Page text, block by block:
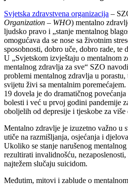
Svjetska zdravstvena organizacija –
Organization – WHO) mentalno
ljudsko pravo i „stanje mentalnog
omogućava da se nose sa životnim
sposobnosti, dobro uče, dobro rade, te
U „Svjetskom izvještaju o mentalnom
mentalnog zdravlja za sve“ SZO
problemi mentalnog zdravlja u porastu,
svijetu živi sa mentalnim
19 dovela je do dramatičnog
bolesti i već u prvoj godini pandemije
oboljelih od depresije i tjeskobe za više
Mentalno zdravlje je izuzetno važno u
utiče na razmišljanja, osjećanja i
Ukoliko se stanje narušenog
rezultirati invalidnošću,
najtežem slučaju suicidom.
Međutim, mitovi i zablude o